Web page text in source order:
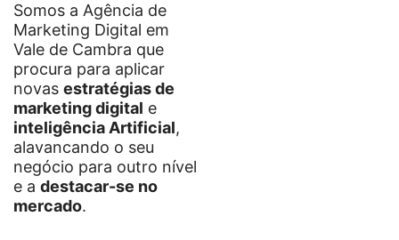
Somos a Agência de
Marketing Digital em
Vale de Cambra que
procura para aplicar
novas estratégias de
marketing digital e
inteligência Artificial,
alavancando o seu
negócio para outro nível
e a destacar-se no
mercado.